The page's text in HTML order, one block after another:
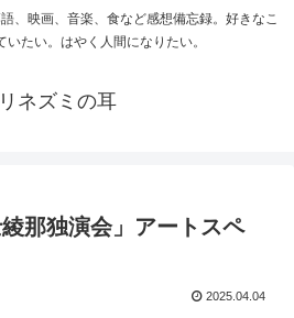
、映画、音楽、食など感想備忘録。好きなこ
いたい。はやく人間になりたい。
ネズミの耳
那独演会」アートスペ
2025.04.04